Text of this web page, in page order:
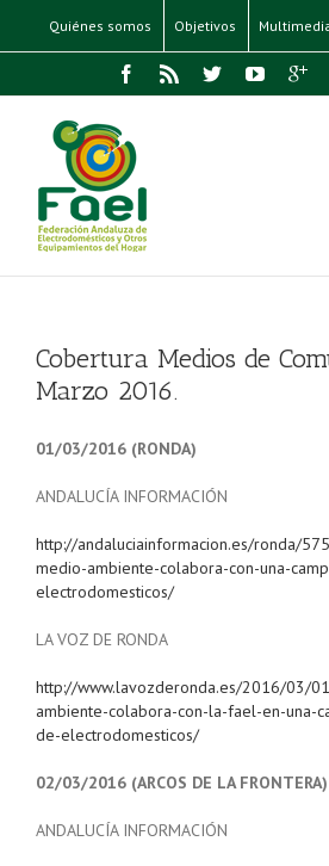
Quiénes somos Objetivos
Cobertura Medios de
Marzo 2016.
01/03/2016 (RONDA)
ANDALUCÍA INFORMACIÓN
http://andaluciainformacion.es/ronda/
medio-ambiente-colabora-con-una-
electrodomesticos/
LA VOZ DE RONDA
http://www.lavozderonda.es/2016/03/
ambiente-colabora-con-la-fael-en-una-
de-electrodomesticos/
02/03/2016 (ARCOS DE LA FRONTERA)
ANDALUCÍA INFORMACIÓN